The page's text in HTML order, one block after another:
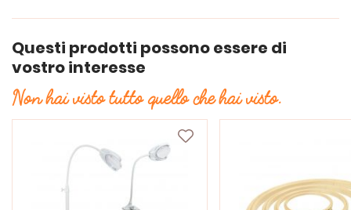
Questi prodotti possono essere di
vostro interesse
Non hai visto tutto quello che hai visto.